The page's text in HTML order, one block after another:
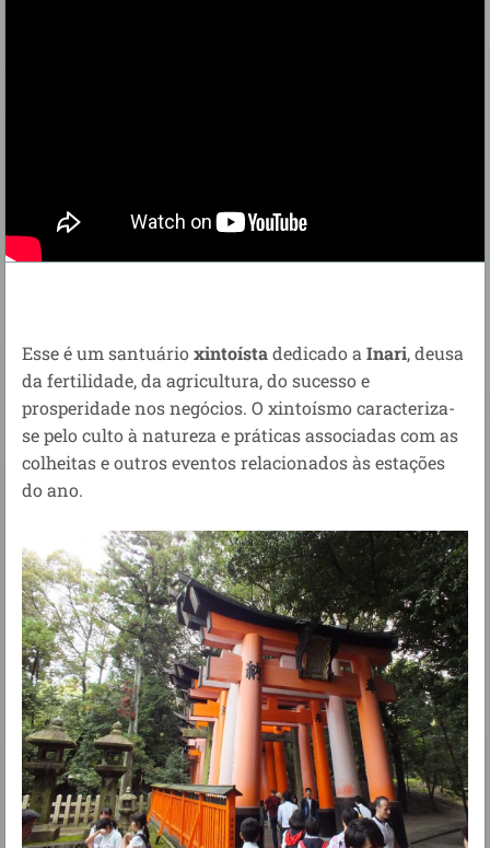
Esse é um santuárioxintoístadedicado a Inari, deusa
da fertilidade, da agricultura, do sucesso e
prosperidade nos negócios. O xintoísmo caracteriza-
se pelo culto à natureza e práticas associadas com as
colheitas e outros eventos relacionados às estações
do ano.